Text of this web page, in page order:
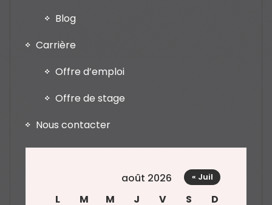
Blog
Carrière
Offre d’emploi
Offre de stage
Nous contacter
août 2026
L
M M J V S D
« Juil